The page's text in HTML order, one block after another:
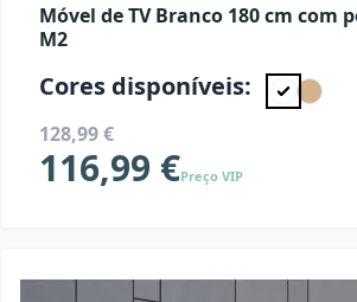
Móvel de TV Branco 180 cm com
M2
Cores disponíveis:
128,99 €
116,99 €Preço VIP